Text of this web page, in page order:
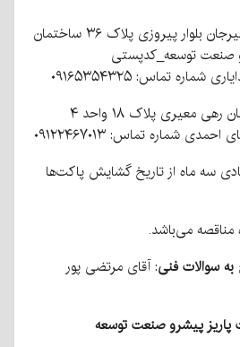
استان کرمان شهرستان سیرجان بلوار پیروزی پلاک ۳۶ ساختمان
صنعت توسعه_کدپستی
تهران خیابان فاطمی خیابان رهی معیری پلاک ۱۸ واحد ۴
سه ماه از تاریخ گشایش پاکت‌ها
می‌باشد.
سوالات فنی: آقای مرتضی پور
پیشرو صنعت توسعه